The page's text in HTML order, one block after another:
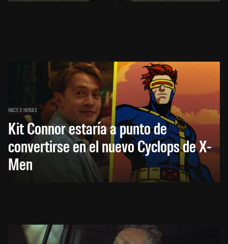
HACE 3 HORAS
Kit Connor estaría a punto de
convertirse en el nuevo Cyclops de X-
Men